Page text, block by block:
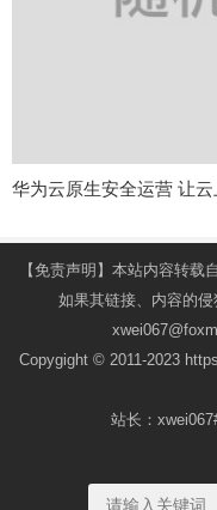
华为云原生安全运营 让
【免责声明】本站内容转载
如果其链接、内容的
Copygight © 2011-2023
站长：